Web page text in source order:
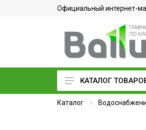
Официальный интернет-
Кондиционеры
КАТАЛОГ
Каталог